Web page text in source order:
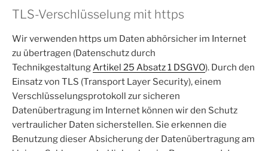
TLS-Verschlüsselung mit https
Wir verwenden https um Daten abhörsicher im Internet
zu übertragen (Datenschutz durch
TechnikgestaltungArtikel 25 Absatz 1 DSGVO). Durch den
Einsatz von TLS (Transport Layer Security), einem
Verschlüsselungsprotokoll zur sicheren
Datenübertragung im Internet können wir den Schutz
vertraulicher Daten sicherstellen. Sie erkennen die
Benutzung dieser Absicherung der Datenübertragung am